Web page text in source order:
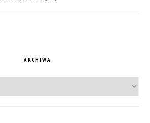
ARCHIWA